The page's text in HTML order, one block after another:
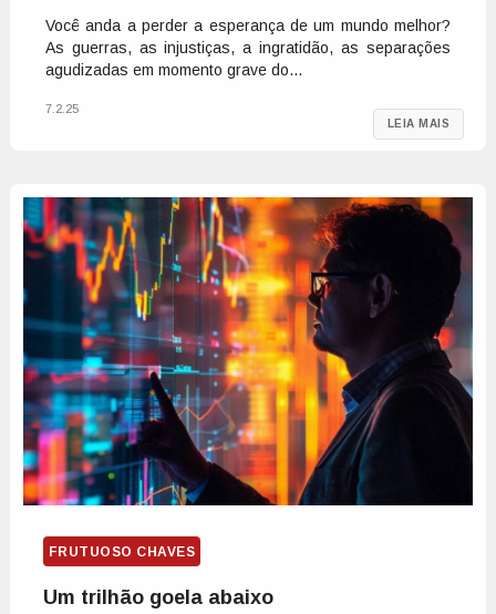
Você anda a perder a esperança de um mundo melhor?
As guerras, as injustiças, a ingratidão, as separações
agudizadas em momento grave do...
LEIA MAIS
7.2.25
FRUTUOSO CHAVES
Um trilhão goela abaixo